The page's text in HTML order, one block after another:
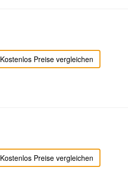
Kostenlos Preise vergleichen
Kostenlos Preise vergleichen